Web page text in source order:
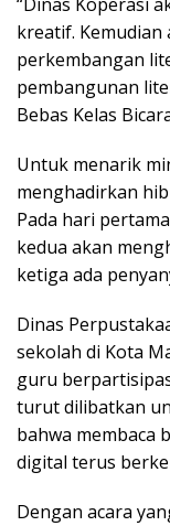
“Dinas Koperasi
kreatif. Kemudian
perkembangan
pembangunan
Bebas Kelas
Untuk menarik
menghadirkan
Pada hari
kedua akan
ketiga ada
Dinas
sekolah di Kota
guru
turut dilibatkan
bahwa membaca
digital terus
Dengan acara